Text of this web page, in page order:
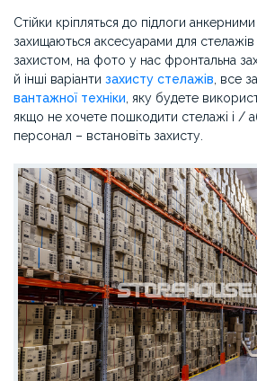
Стійки кріпляться до підлоги
захищаються аксесуарами для
захистом, на фото у нас фронтальна
й інші варіанти захисту стелажів , все
вантажної техніки , яку будете
якщо не хочете пошкодити стелажі і /
персонал – встановіть захисту.